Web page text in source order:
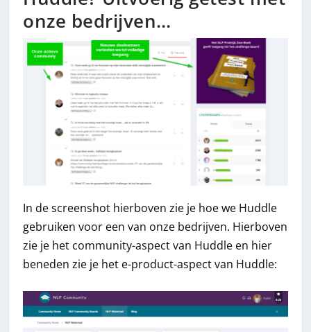
onze bedrijven…
In de screenshot hierboven zie je hoe we Huddle
gebruiken voor een van onze bedrijven. Hierboven
zie je het community-aspect van Huddle en hier
beneden zie je het e-product-aspect van Huddle: